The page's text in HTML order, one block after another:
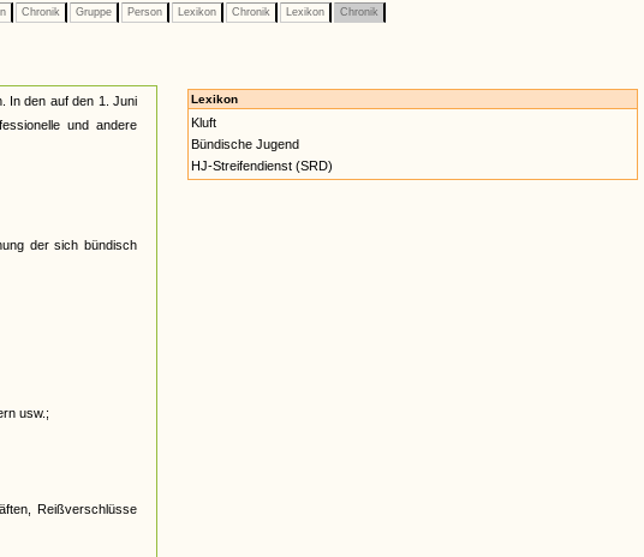
Chronik Gruppe Person Lexikon Chronik Lexikon Chronik
In den auf den 1. Juni
und andere
der sich bündisch
usw.;
Reißverschlüsse
Lexikon
Kluft
Bündische Jugend
HJ-Streifendienst (SRD)